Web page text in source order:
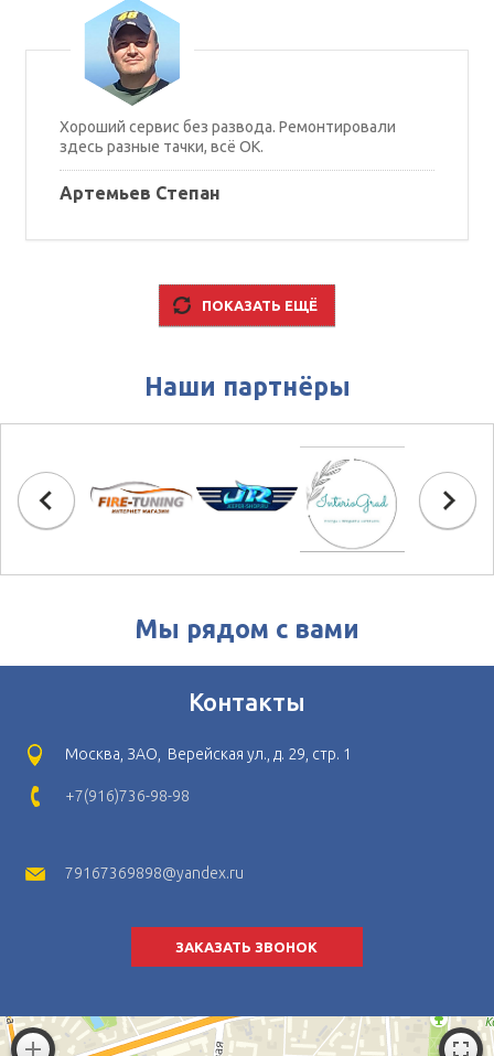
Хороший сервис без развода. Ремонтировали
здесь разные тачки, всё ОК.
Артемьев Степан
ПОКАЗАТЬ ЕЩЁ
Наши партнёры
Мы рядом с вами
Контакты
Москва, ЗАО, Верейская ул., д. 29, стр. 1
+7(916)736-98-98
79167369898@yandex.ru
ЗАКАЗАТЬ ЗВОНОК